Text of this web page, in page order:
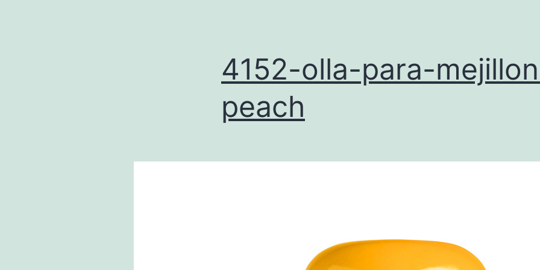
4152-olla-para-
peach